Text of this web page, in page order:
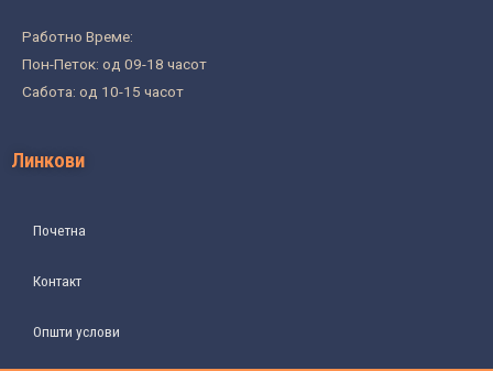
Работно Време:
Пон-Петок: од 09-18 часот
Сабота: од 10-15 часот
Линкови
Почетна
Контакт
Општи услови